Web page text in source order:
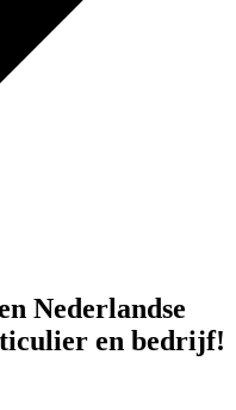
Nederlandse
en bedrijf!